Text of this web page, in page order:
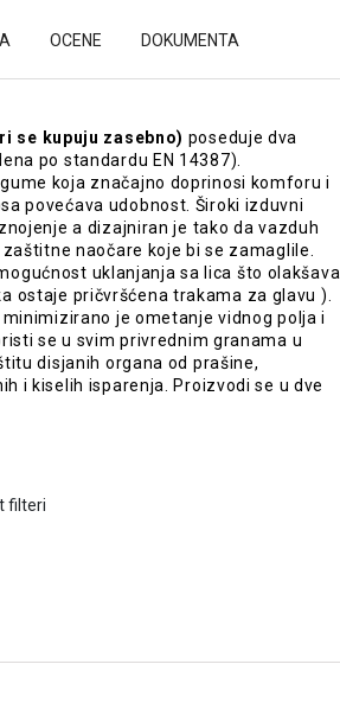
OCENE DOKUMENTA
se kupuju zasebno) poseduje dva
po standardu EN 14387).
koja značajno doprinosi komforu i
povećava udobnost. Široki izduvni
a dizajniran je tako da vazduh
naočare koje bi se zamaglile.
uklanjanja sa lica što olakšava
ostaje pričvršćena trakama za glavu ).
je ometanje vidnog polja i
se u svim privrednim granama u
disjanih organa od prašine,
i kiselih isparenja. Proizvodi se u dve
filteri